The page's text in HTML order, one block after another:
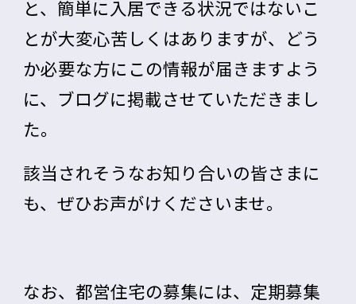
と、簡単に入居できる状況ではないこ
とが大変心苦しくはありますが、どう
か必要な方にこの情報が届きますよう
に、ブログに掲載させていただきまし
た。
該当されそうなお知り合いの皆さまに
も、ぜひお声がけくださいませ。
なお、都営住宅の募集には、定期募集